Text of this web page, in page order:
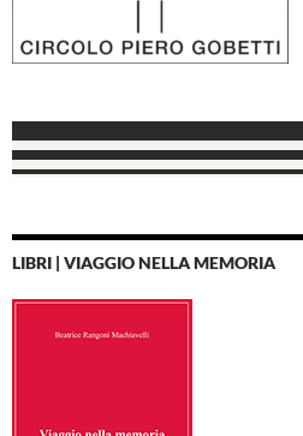
LIBRI | VIAGGIO NELLA MEMORIA